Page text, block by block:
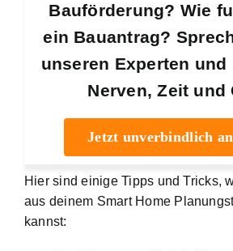
Bauförderung? Wie
ein Bauantrag?
unseren Experten und
Nerven, Zeit und
Jetzt unverbindlich
Hier sind einige Tipps und Tricks,
aus deinem Smart Home
kannst: